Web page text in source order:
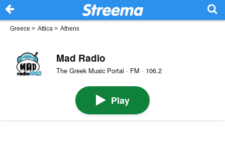
Greece > Attica > Athens
Mad Radio
The Greek Music Portal · FM · 106.2
Play